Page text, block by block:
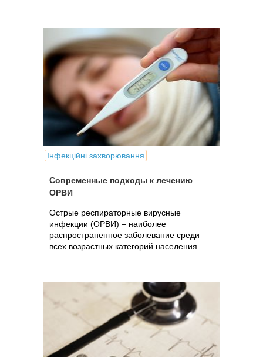
Інфекційні захворювання
Современные подходы к лечению
ОРВИ
Острые респираторные вирусные
инфекции (ОРВИ) – наиболее
распространенное заболевание среди
всех возрастных категорий населения.